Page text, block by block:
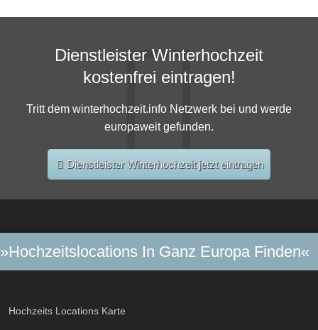
Dienstleister Winterhochzeit
kostenfrei eintragen!
Tritt dem winterhochzeit.info Netzwerk bei und werde
europaweit gefunden.
Dienstleister Winterhochzeit jetzt eintragen
»Hochzeitslocations In Ganz Europa Finden«
Hochzeits Locations Karte